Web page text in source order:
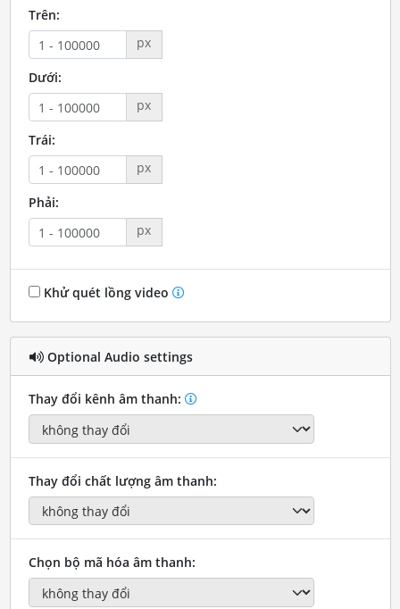
Trên:
px
Dưới:
px
Trái:
px
Phải:
px
Khử quét lồng video
Optional Audio settings
Thay đổi kênh âm thanh:
Thay đổi chất lượng âm thanh:
Chọn bộ mã hóa âm thanh: